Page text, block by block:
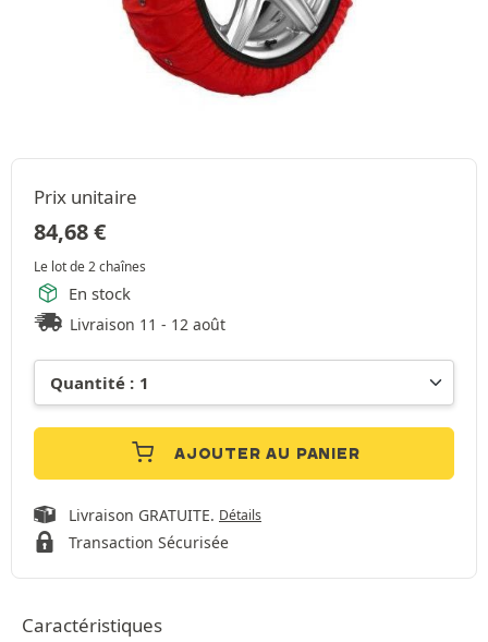
Prix unitaire
84,68€
Le lot de 2 chaînes
En stock
Livraison 11 - 12 août
AJOUTER AU PANIER
Livraison GRATUITE. Détails
Transaction Sécurisée
Caractéristiques